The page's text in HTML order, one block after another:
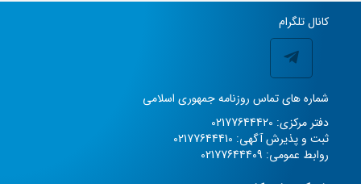
کانال تلگرام
شماره های تماس روزنامه جمهوری اسلامی
دفتر مرکزی: 02177644420
ثبت و پذیرش آگهی: 02177644410
روابط عمومی: 02177644409